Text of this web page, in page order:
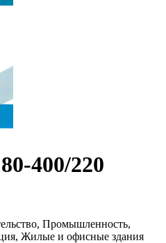
400/220
Промышленность,
Жилые и офисные здания